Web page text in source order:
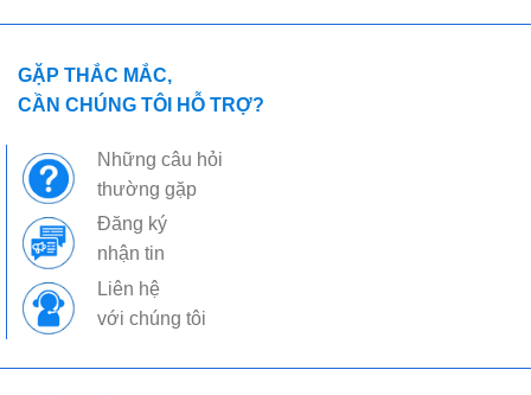
GẶP THẮC MẮC,
CẦN CHÚNG TÔI HỖ TRỢ?
Những câu hỏi
thường gặp
Đăng ký
nhận tin
Liên hệ
với chúng tôi